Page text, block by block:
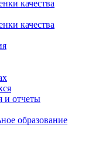
качества
качества
и отчеты
образование